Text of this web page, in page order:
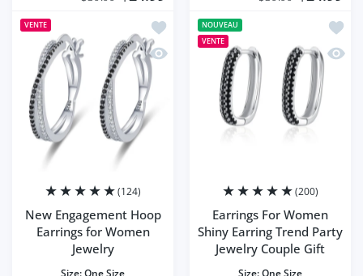
VENTE
Ajouter à la liste de souhaits New
Aperçu rapide New Engagement
(124)
New Engagement Hoop
Earrings for Women
Jewelry
Size:One Size
NOUVEAU
VENTE
(200)
Earrings For Women
Shiny Earring Trend Party
Jewelry Couple Gift
Size:One Size